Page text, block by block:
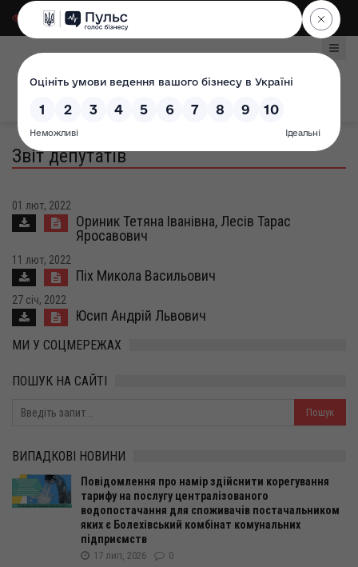
Для слабозорих|
Звіт депутатів
01 лют, 2022
Ориник Тетяна Іванівна, Лесів Тарас
Яросавович
11 лют, 2022
Піх Микола Васильович
27 січ, 2022
Юсип Андрій Львович
МИ У СОЦМЕРЕЖАХ
ПОШУК НА САЙТІ
ВИПАДКОВІ НОВИНИ
Повідомлення про намір здійснити корегування
тарифу на послугу централізованого
водопостачання для споживачів постачальником
яких є Болехівський комбінат комунальних
підприємств
17 лип, 2026 0